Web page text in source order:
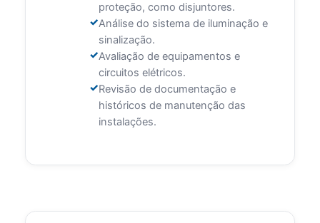
proteção, como disjuntores.
Análise do sistema de iluminação e
sinalização.
Avaliação de equipamentos e
circuitos elétricos.
Revisão de documentação e
históricos de manutenção das
instalações.